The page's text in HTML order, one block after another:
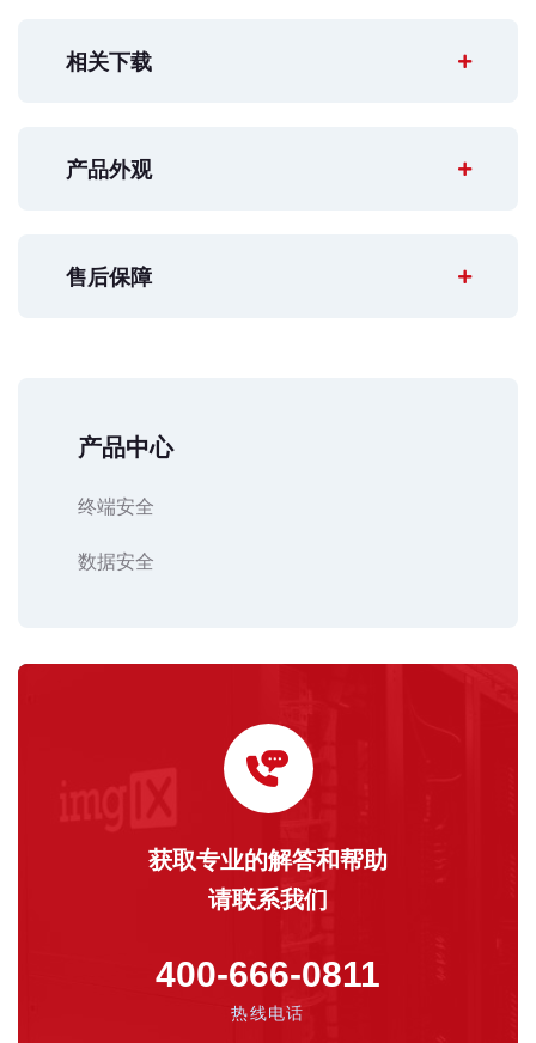
相关下载
产品外观
售后保障
产品中心
终端安全
数据安全
获取专业的解答和帮助
请联系我们
400-666-0811
热线电话